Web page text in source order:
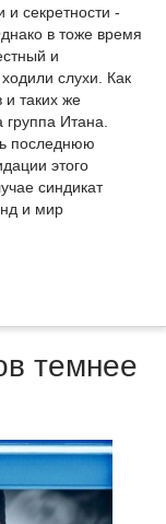
секретности -
в тоже время
и
слухи. Как
и таких же
Итана.
последнюю
этого
синдикат
и мир
темнее